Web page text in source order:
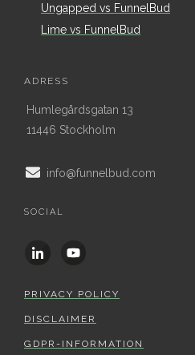
Ungapped vs FunnelBud
Lime vs FunnelBud
ADRESS
Humlegårdsgatan 13
11446 Stockholm
info@funnelbud.com
SOCIAL
PRIVACY POLICY
DISCLAIMER
GDPR-INFORMATION